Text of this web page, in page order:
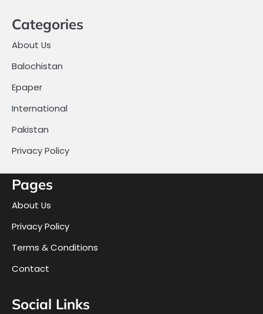
Categories
About Us
Balochistan
Epaper
International
Pakistan
Privacy Policy
Pages
About Us
Privacy Policy
Terms & Conditions
Contact
Social Links